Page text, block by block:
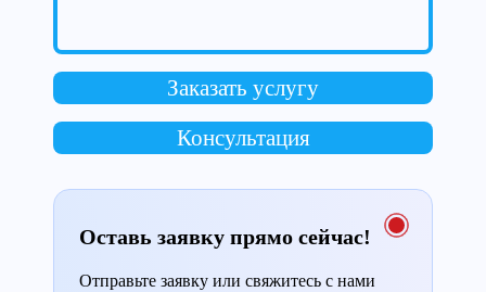
Заказать услугу
Консультация
Оставь заявку прямо сейчас!
Отправьте заявку или свяжитесь с нами